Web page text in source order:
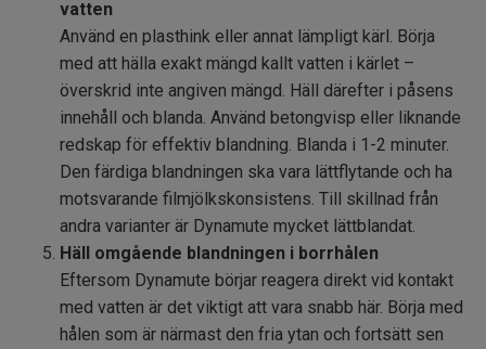
vatten
Använd en plasthink eller annat lämpligt kärl. Börja
med att hälla exakt mängd kallt vatten i kärlet –
överskrid inte angiven mängd. Häll därefter i påsens
innehåll och blanda. Använd betongvisp eller liknande
redskap för effektiv blandning. Blanda i 1-2 minuter.
Den färdiga blandningen ska vara lättflytande och ha
motsvarande filmjölkskonsistens. Till skillnad från
andra varianter är Dynamute mycket lättblandat.
Häll omgående blandningen i borrhålen
Eftersom Dynamute börjar reagera direkt vid kontakt
med vatten är det viktigt att vara snabb här. Börja med
hålen som är närmast den fria ytan och fortsätt sen